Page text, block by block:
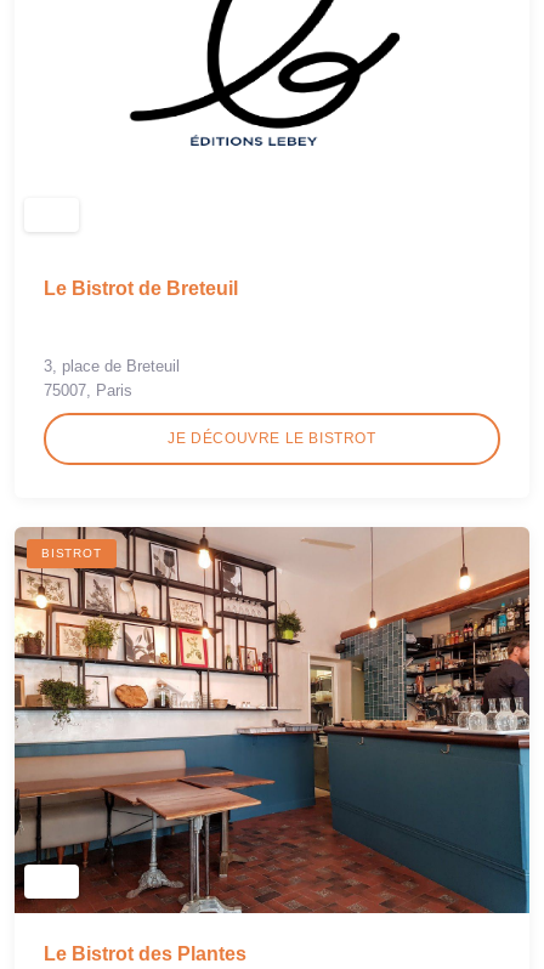
Le Bistrot de Breteuil
3, place de Breteuil
75007, Paris
JE DÉCOUVRE LE BISTROT
BISTROT
Le Bistrot des Plantes